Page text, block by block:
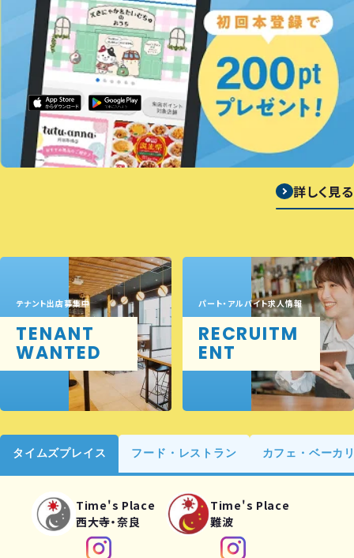
詳しく見る
テナント出店募集中
TENANT
WANTED
パート・アルバイト求人情報
RECRUITM
ENT
タイムズプレイス フード・レストラン カフェ・ベーカ
Time's Place
西大寺・奈良
Time's Place
難波